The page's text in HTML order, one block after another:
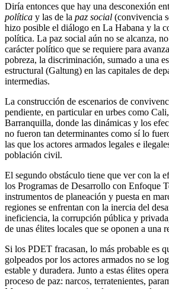
Diría entonces que hay una desconexión
política y las de la paz social (convivencia
hizo posible el diálogo en La Habana y la
política. La paz social aún no se alcanza,
carácter político que se requiere para
pobreza, la discriminación, sumado a una
estructural (Galtung) en las capitales de
intermedias.
La construcción de escenarios de
pendiente, en particular en urbes como
Barranquilla, donde las dinámicas y los
no fueron tan determinantes como sí lo
las que los actores armados legales e
población civil.
El segundo obstáculo tiene que ver con la
los Programas de Desarrollo con Enfoque
instrumentos de planeación y puesta en
regiones se enfrentan con la inercia del
ineficiencia, la corrupción pública y
de unas élites locales que se oponen a una
Si los PDET fracasan, lo más probable es
golpeados por los actores armados no se
estable y duradera. Junto a estas élites
proceso de paz: narcos, terratenientes,